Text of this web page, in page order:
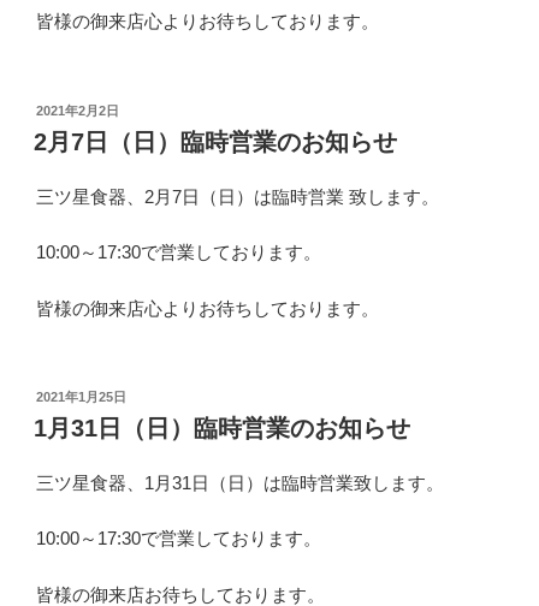
皆様の御来店心よりお待ちしております。
投
稿
日:
2021年2月2日
2月7日（日）臨時営業のお知らせ
三ツ星食器、2月7日（日）は臨時営業 致します。
10:00～17:30で営業しております。
皆様の御来店心よりお待ちしております。
投
稿
日:
2021年1月25日
1月31日（日）臨時営業のお知らせ
三ツ星食器、1月31日（日）は臨時営業致します。
10:00～17:30で営業しております。
皆様の御来店お待ちしております。